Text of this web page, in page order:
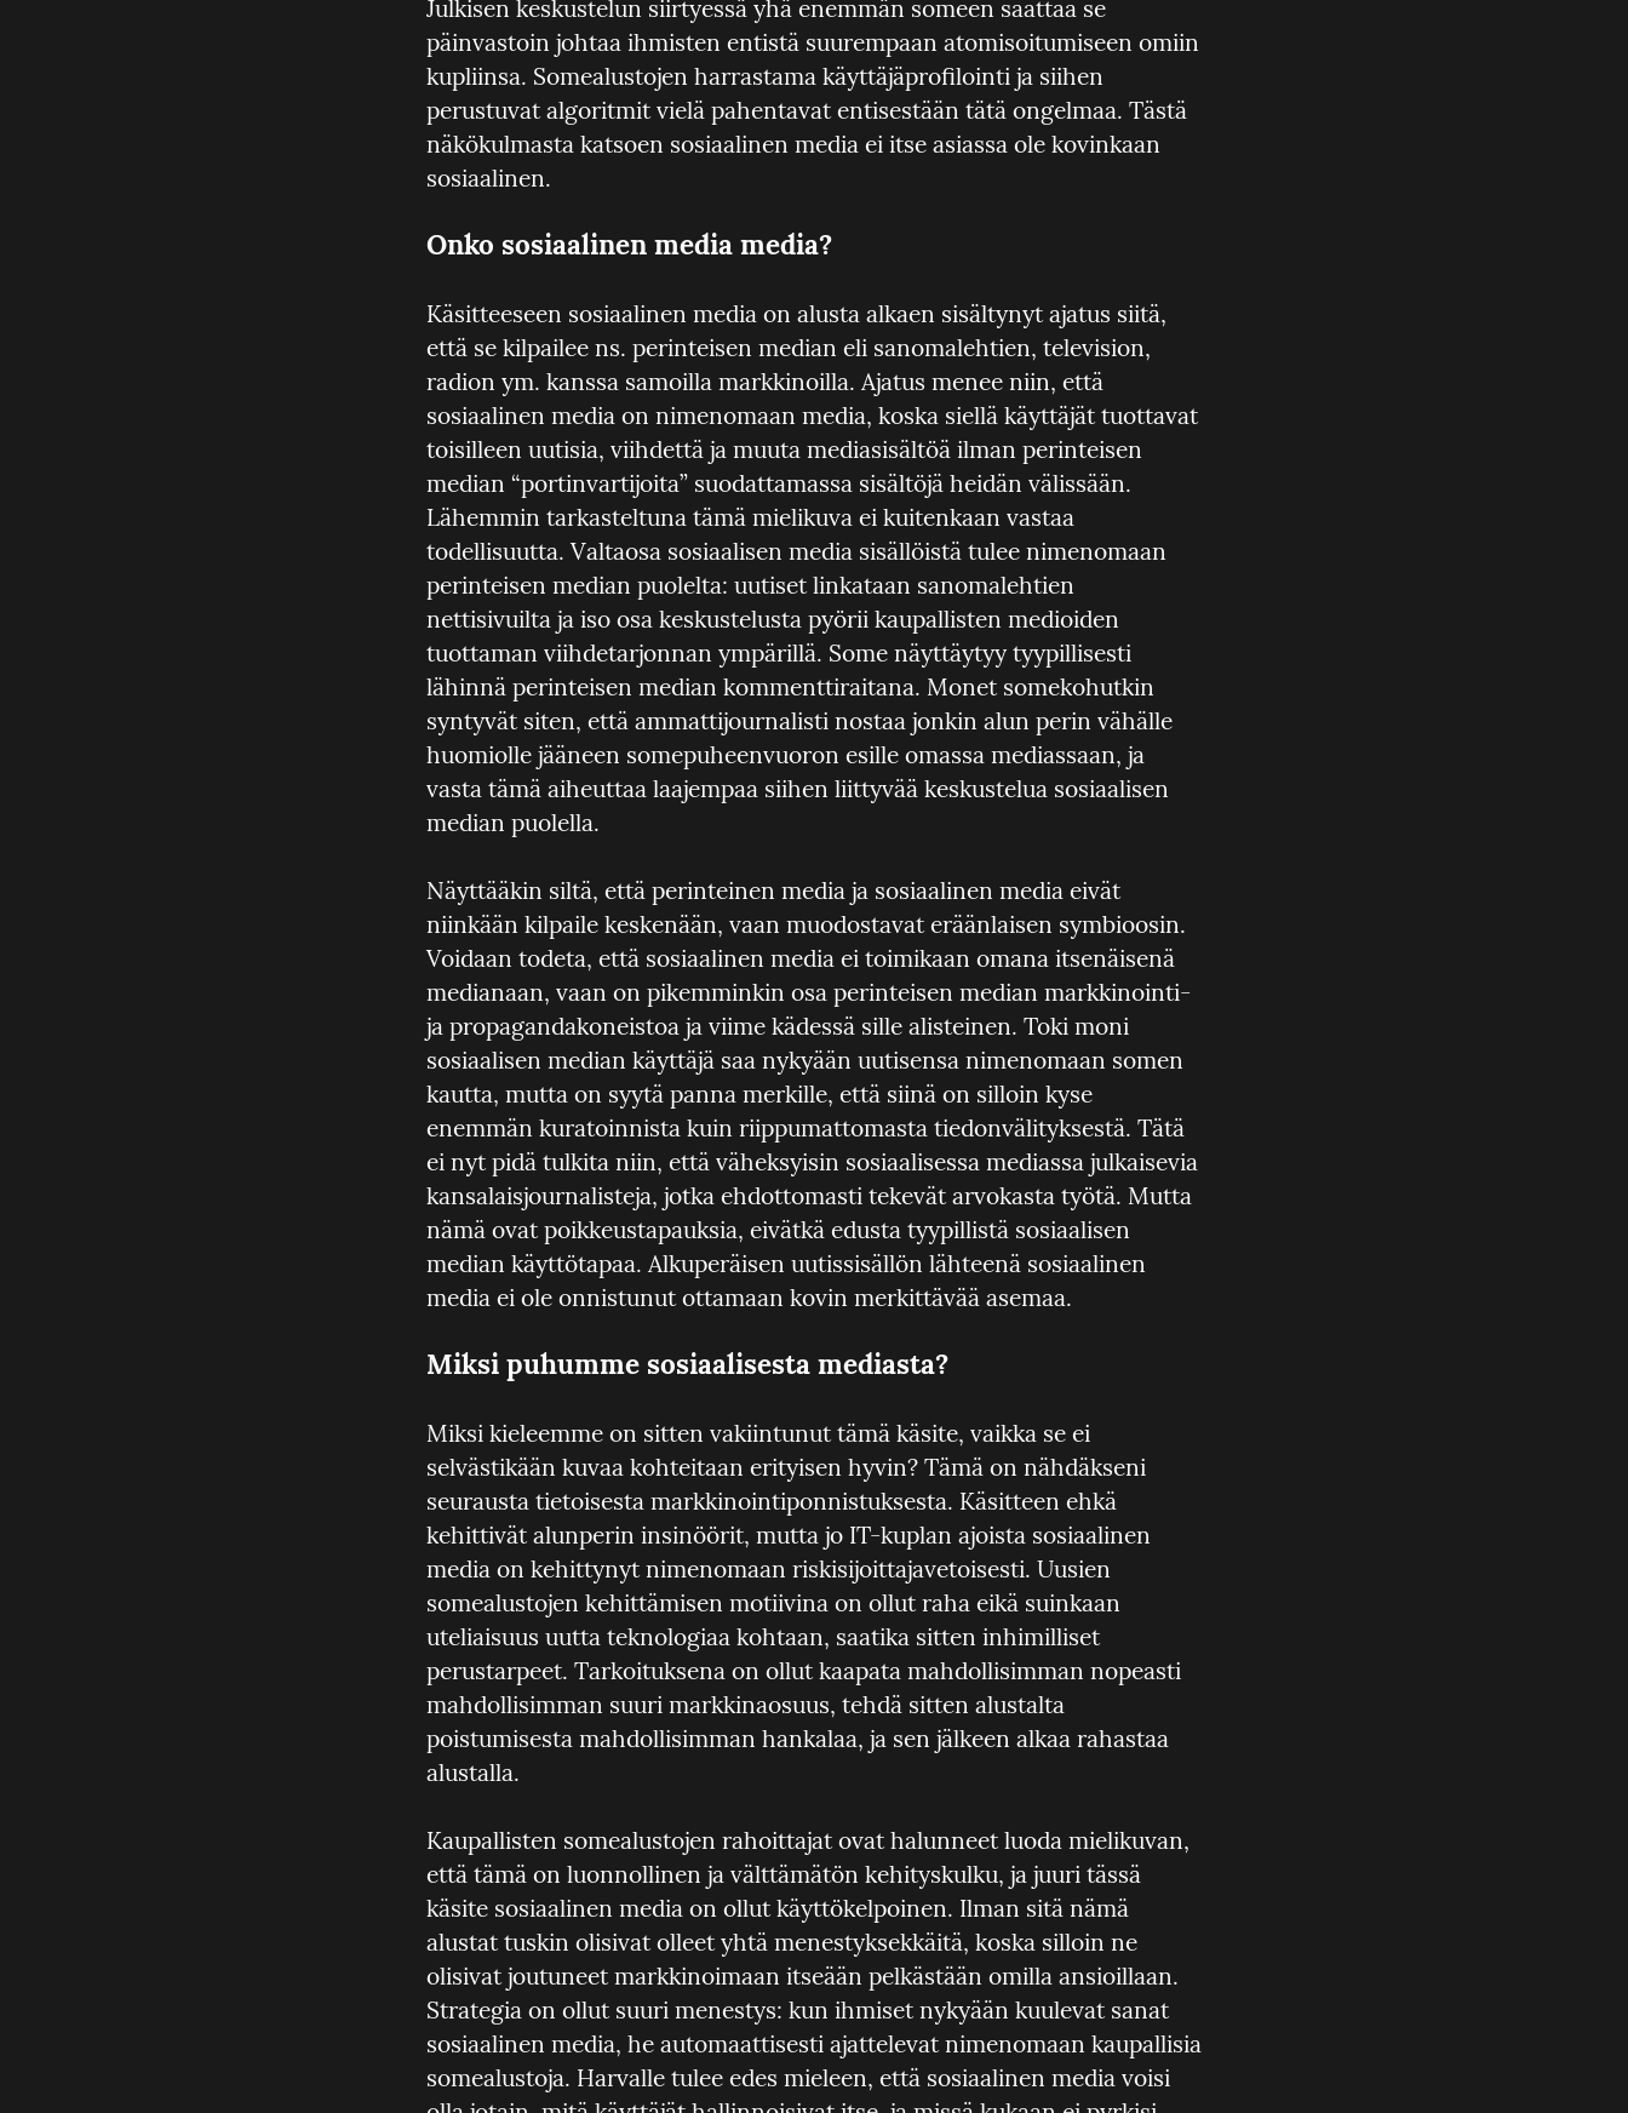
Julkisen keskustelun siirtyessä yhä enemmän someen saattaa se
päinvastoin johtaa ihmisten entistä suurempaan atomisoitumiseen omiin
kupliinsa. Somealustojen harrastama käyttäjäprofilointi ja siihen
perustuvat algoritmit vielä pahentavat entisestään tätä ongelmaa. Tästä
näkökulmasta katsoen sosiaalinen media ei itse asiassa ole kovinkaan
sosiaalinen.
Onko sosiaalinen media media?
Käsitteeseen sosiaalinen media on alusta alkaen sisältynyt ajatus siitä,
että se kilpailee ns. perinteisen median eli sanomalehtien, television,
radion ym. kanssa samoilla markkinoilla. Ajatus menee niin, että
sosiaalinen media on nimenomaan media, koska siellä käyttäjät tuottavat
toisilleen uutisia, viihdettä ja muuta mediasisältöä ilman perinteisen
median “portinvartijoita” suodattamassa sisältöjä heidän välissään.
Lähemmin tarkasteltuna tämä mielikuva ei kuitenkaan vastaa
todellisuutta. Valtaosa sosiaalisen media sisällöistä tulee nimenomaan
perinteisen median puolelta: uutiset linkataan sanomalehtien
nettisivuilta ja iso osa keskustelusta pyörii kaupallisten medioiden
tuottaman viihdetarjonnan ympärillä. Some näyttäytyy tyypillisesti
lähinnä perinteisen median kommenttiraitana. Monet somekohutkin
syntyvät siten, että ammattijournalisti nostaa jonkin alun perin vähälle
huomiolle jääneen somepuheenvuoron esille omassa mediassaan, ja
vasta tämä aiheuttaa laajempaa siihen liittyvää keskustelua sosiaalisen
median puolella.
Näyttääkin siltä, että perinteinen media ja sosiaalinen media eivät
niinkään kilpaile keskenään, vaan muodostavat eräänlaisen symbioosin.
Voidaan todeta, että sosiaalinen media ei toimikaan omana itsenäisenä
medianaan, vaan on pikemminkin osa perinteisen median markkinointi-
ja propagandakoneistoa ja viime kädessä sille alisteinen. Toki moni
sosiaalisen median käyttäjä saa nykyään uutisensa nimenomaan somen
kautta, mutta on syytä panna merkille, että siinä on silloin kyse
enemmän kuratoinnista kuin riippumattomasta tiedonvälityksestä. Tätä
ei nyt pidä tulkita niin, että väheksyisin sosiaalisessa mediassa julkaisevia
kansalaisjournalisteja, jotka ehdottomasti tekevät arvokasta työtä. Mutta
nämä ovat poikkeustapauksia, eivätkä edusta tyypillistä sosiaalisen
median käyttötapaa. Alkuperäisen uutissisällön lähteenä sosiaalinen
media ei ole onnistunut ottamaan kovin merkittävää asemaa.
Miksi puhumme sosiaalisesta mediasta?
Miksi kieleemme on sitten vakiintunut tämä käsite, vaikka se ei
selvästikään kuvaa kohteitaan erityisen hyvin? Tämä on nähdäkseni
seurausta tietoisesta markkinointiponnistuksesta. Käsitteen ehkä
kehittivät alunperin insinöörit, mutta jo IT-kuplan ajoista sosiaalinen
media on kehittynyt nimenomaan riskisijoittajavetoisesti. Uusien
somealustojen kehittämisen motiivina on ollut raha eikä suinkaan
uteliaisuus uutta teknologiaa kohtaan, saatika sitten inhimilliset
perustarpeet. Tarkoituksena on ollut kaapata mahdollisimman nopeasti
mahdollisimman suuri markkinaosuus, tehdä sitten alustalta
poistumisesta mahdollisimman hankalaa, ja sen jälkeen alkaa rahastaa
alustalla.
Kaupallisten somealustojen rahoittajat ovat halunneet luoda mielikuvan,
että tämä on luonnollinen ja välttämätön kehityskulku, ja juuri tässä
käsite sosiaalinen media on ollut käyttökelpoinen. Ilman sitä nämä
alustat tuskin olisivat olleet yhtä menestyksekkäitä, koska silloin ne
olisivat joutuneet markkinoimaan itseään pelkästään omilla ansioillaan.
Strategia on ollut suuri menestys: kun ihmiset nykyään kuulevat sanat
sosiaalinen media, he automaattisesti ajattelevat nimenomaan kaupallisia
somealustoja. Harvalle tulee edes mieleen, että sosiaalinen media voisi